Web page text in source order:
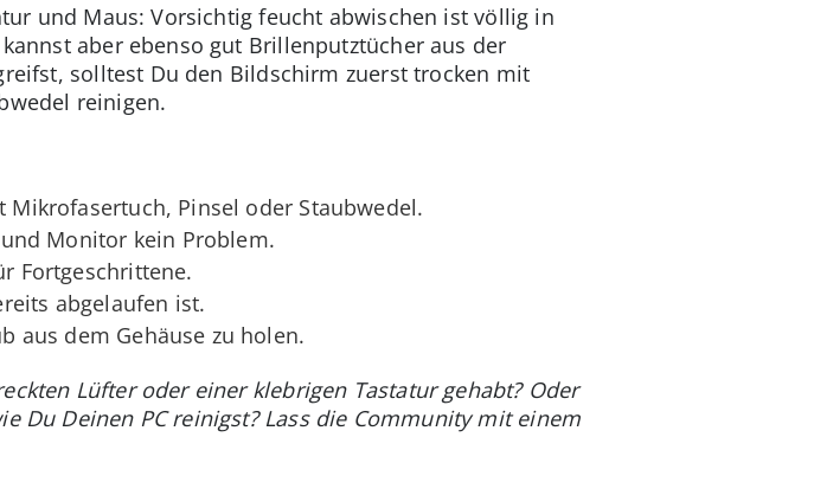
und Maus: Vorsichtig feucht abwischen ist völlig in
aber ebenso gut Brillenputztücher aus der
solltest Du den Bildschirm zuerst trocken mit
reinigen.
Pinsel oder Staubwedel.
Monitor kein Problem.
Fortgeschrittene.
abgelaufen ist.
aus dem Gehäuse zu holen.
Lüfter oder einer klebrigen Tastatur gehabt? Oder
Du Deinen PC reinigst? Lass die Community mit einem